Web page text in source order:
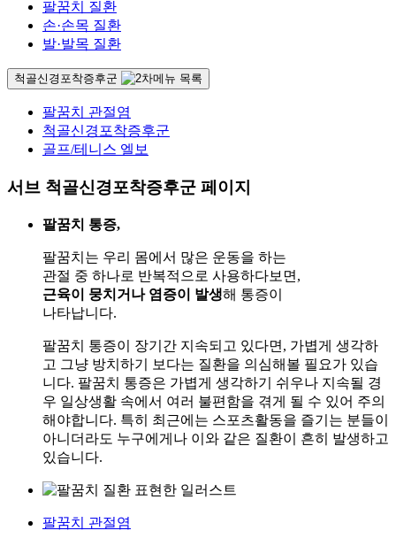
팔꿈치 질환
손·손목 질환
발·발목 질환
척골신경포착증후군
팔꿈치 관절염
척골신경포착증후군
골프/테니스 엘보
서브 척골신경포착증후군 페이지
팔꿈치 통증,
팔꿈치는 우리 몸에서 많은 운동을 하는
관절 중 하나로 반복적으로 사용하다보면,
근육이 뭉치거나 염증이 발생해 통증이
나타납니다.
팔꿈치 통증이 장기간 지속되고 있다면, 가볍게 생각하
고 그냥 방치하기 보다는 질환을 의심해볼 필요가 있습
니다. 팔꿈치 통증은 가볍게 생각하기 쉬우나 지속될 경
우 일상생활 속에서 여러 불편함을 겪게 될 수 있어 주의
해야합니다. 특히 최근에는 스포츠활동을 즐기는 분들이
아니더라도 누구에게나 이와 같은 질환이 흔히 발생하고
있습니다.
팔꿈치 관절염